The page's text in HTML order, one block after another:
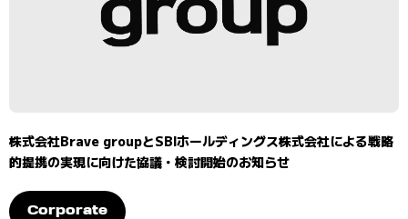
株式会社Brave groupとSBIホールディングス株式会社による戦略
的提携の実現に向けた協議・検討開始のお知らせ
Corporate